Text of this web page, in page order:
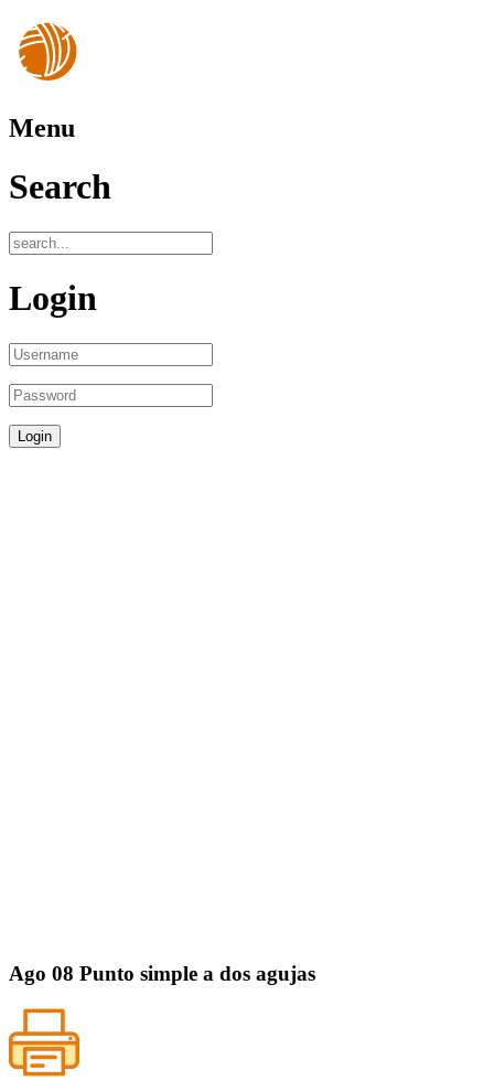
Menu
Search
Login
Ago 08 Punto simple a dos agujas